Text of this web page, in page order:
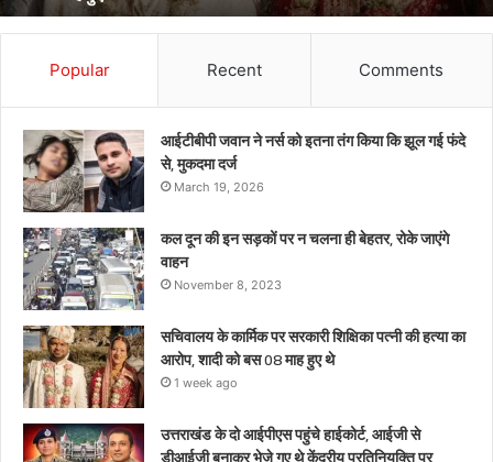
भेजे
गए
प्रतिनियुक्ति
Popular Recent Comments
आईटीबीपी जवान ने नर्स को इतना तंग किया कि झूल गई फंदे
से, मुकदमा दर्ज
March 19, 2026
कल दून की इन सड़कों पर न चलना ही बेहतर, रोके जाएंगे
वाहन
November 8, 2023
सचिवालय के कार्मिक पर सरकारी शिक्षिका पत्नी की हत्या का
आरोप, शादी को बस 08 माह हुए थे
1 week ago
उत्तराखंड के दो आईपीएस पहुंचे हाईकोर्ट, आईजी से